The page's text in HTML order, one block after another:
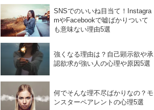
SNSでのいいね目当て！Instagra
mやFacebookで嘘ばかりついて
も意味ない理由5選
強くなる理由は？自己顕示欲や承
認欲求が強い人の心理や原因5選
何でそんな理不尽ばかりなの？モ
ンスターペアレントの心理5選